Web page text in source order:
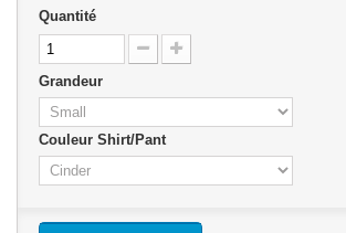
Quantité
Grandeur
Couleur Shirt/Pant